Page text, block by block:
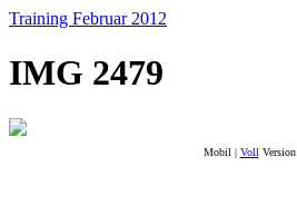
Training Februar 2012
IMG 2479
Mobil | Voll Version